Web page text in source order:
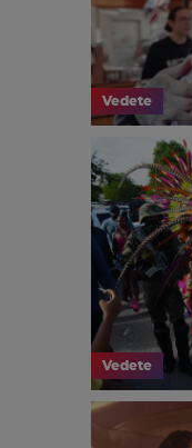
Vedete
Vedete